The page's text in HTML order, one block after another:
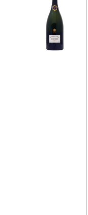
Reportages
Nos
événements